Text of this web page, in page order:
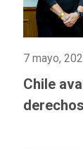
7 mayo,
Chile